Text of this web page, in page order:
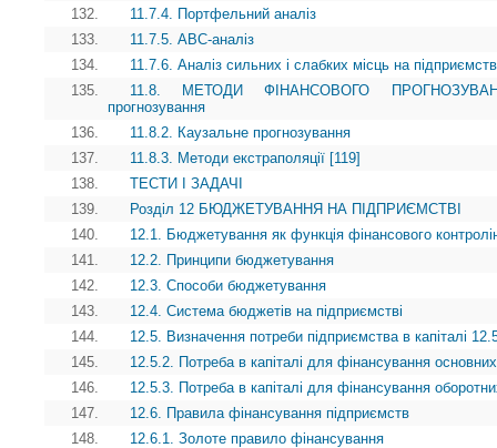
132.
11.7.4. Портфельний аналіз
133.
11.7.5. АВС-аналіз
134.
11.7.6. Аналіз сильних і слабких місць на
135.
11.8. МЕТОДИ ФІНАНСОВОГО
прогнозування
136.
11.8.2. Каузальне прогнозування
137.
11.8.3. Методи екстраполяції [119]
138.
ТЕСТИ І ЗАДАЧІ
139.
Розділ 12 БЮДЖЕТУВАННЯ НА ПІДПРИЄМСТВІ
140.
12.1. Бюджетування як функція фінансового
141.
12.2. Принципи бюджетування
142.
12.3. Способи бюджетування
143.
12.4. Система бюджетів на підприємстві
144.
12.5. Визначення потреби підприємства в капіталі
145.
12.5.2. Потреба в капіталі для фінансування основних
146.
12.5.3. Потреба в капіталі для фінансування
147.
12.6. Правила фінансування підприємств
148.
12.6.1. Золоте правило фінансування